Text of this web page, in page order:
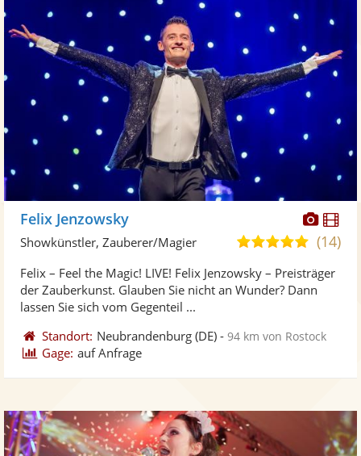
Fotos
Felix Jenzowsky
5,0
5
(14)
Showkünstler, Zauberer/Magier
Felix – Feel the Magic! LIVE! Felix Jenzowsky – Preisträger
der Zauberkunst. Glauben Sie nicht an Wunder? Dann
lassen Sie sich vom Gegenteil ...
Standort: Neubrandenburg (DE) -94 km von Rostock
Gage: auf Anfrage